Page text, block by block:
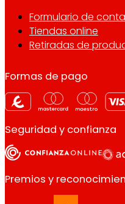
Formulario de
Tiendas online
Retiradas de
Formas de pago
Seguridad y confianza
Premios y